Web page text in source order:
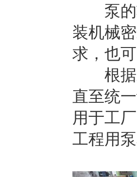
泵的轴
装机械
求，也
根据水
直至统
用于工
工程用